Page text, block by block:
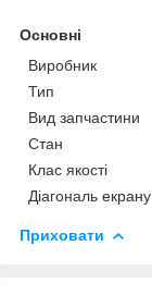
Основні
Виробник
Тип
Вид запчастини
Стан
Клас якості
Діагональ екрану
Приховати